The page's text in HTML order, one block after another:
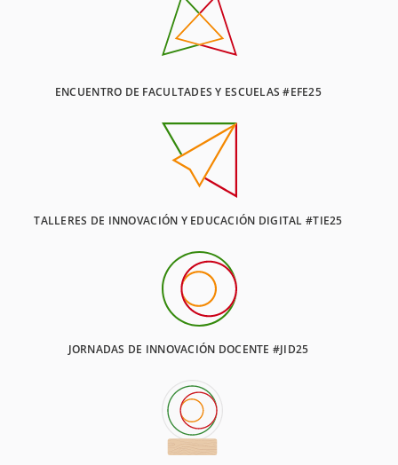
ENCUENTRO DE FACULTADES Y ESCUELAS #EFE25
TALLERES DE INNOVACIÓN Y EDUCACIÓN DIGITAL #TIE25
JORNADAS DE INNOVACIÓN DOCENTE #JID25